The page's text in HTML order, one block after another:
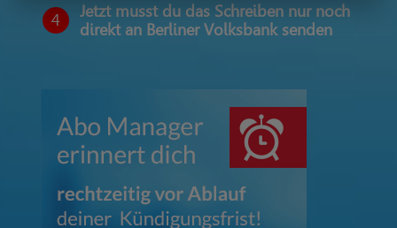
4
Jetzt musst du das Schreiben nur noch
direkt an Berliner Volksbank senden